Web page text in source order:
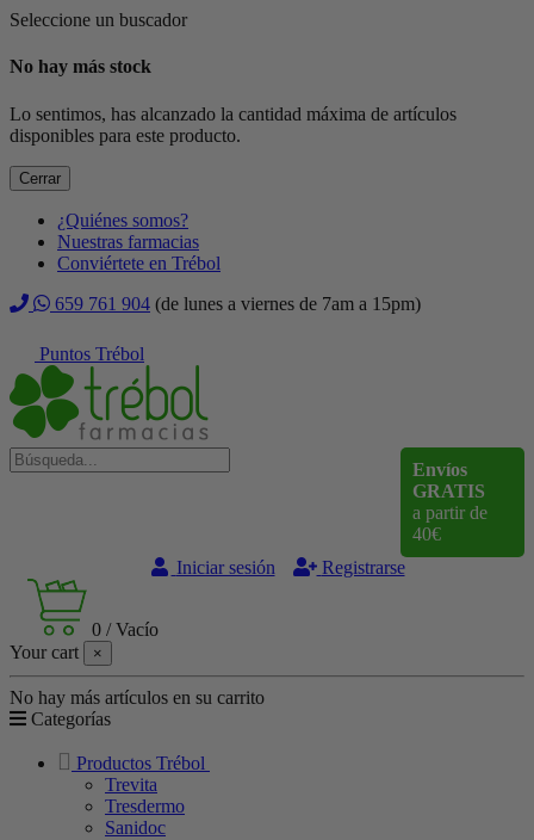
Seleccione un buscador
No hay más stock
Lo sentimos, has alcanzado la cantidad máxima de artículos
disponibles para este producto.
Cerrar
¿Quiénes somos?
Nuestras farmacias
Conviértete en Trébol
659 761 904 (de lunes a viernes de 7am a 15pm)
Puntos Trébol
Envíos
GRATIS
a partir de
40€
Iniciar sesión
Registrarse
0 /Vacío
Your cart
×
No hay más artículos en su carrito
Categorías
Productos Trébol
Trevita
Tresdermo
Sanidoc